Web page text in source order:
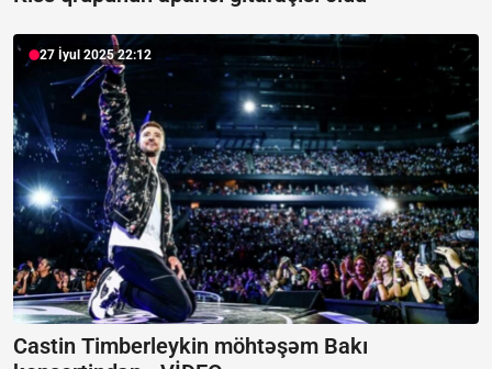
27 İyul 2025 22:12
Castin Timberleykin möhtəşəm Bakı